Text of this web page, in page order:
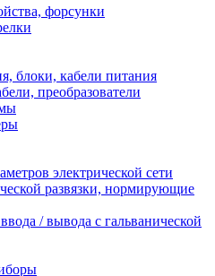
форсунки
блоки, кабели питания
преобразователи
электрической сети
развязки, нормирующие
/ вывода с гальванической